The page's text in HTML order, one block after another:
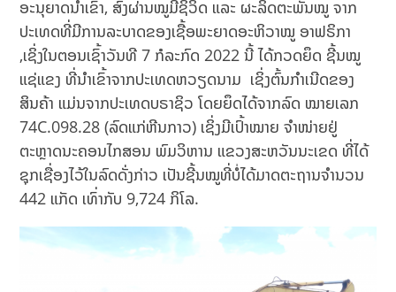
ອະນຸຍາດນໍາເຂົ້າ, ສົ່ງຜ່ານໝູມີຊິວິດ ແລະ ຜະລິດຕະພັນໝູ ຈາກ
ປະເທດທີ່ມີການລະບາດຂອງເຊື້ອພະຍາດອະຫິວາໝູ ອາຟຣິກາ
,ເຊິ່ງໃນຕອນເຊົ້າວັນທີ 7 ກໍລະກົດ 2022 ນີ້ ໄດ້ກວດຍຶດ ຊີ້ນໝູ
ແຊ່ແຂງ ທີ່ນໍາເຂົ້າຈາກປະເທດຫວຽດນາມ ເຊິ່ງຕົ້ນກໍາເນີດຂອງ
ສິນຄ້າ ແມ່ນຈາກປະເທດບຣາຊິວ ໂດຍຍຶດໄດ້ຈາກລົດ ໝາຍເລກ
74C.098.28 (ລົດແກ່ຫີນກາວ) ເຊິ່ງມີເປົ້າໝາຍ ຈໍາໜ່າຍຢູ່
ຕະຫຼາດນະຄອນໄກສອນ ພົມວິຫານ ແຂວງສະຫວັນນະເຂດ ທີ່ໄດ້
ຊຸກເຊື່ອງໄວ້ໃນລົດດັ່ງກ່າວ ເປັນຊີ້ນໝູທີ່ບໍ່ໄດ້ມາດຕະຖານຈໍານວນ
442 ແກັດ ເທົ່າກັບ 9,724 ກິໂລ.